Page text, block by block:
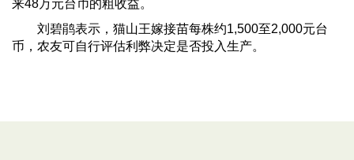
来48万元台币的粗收益。
刘碧鹃表示，猫山王嫁接苗每株约1,500至2,000元台
币，农友可自行评估利弊决定是否投入生产。